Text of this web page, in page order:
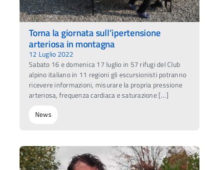
Torna la giornata sull’ipertensione
arteriosa in montagna
12 Luglio 2022
Sabato 16 e domenica 17 luglio in 57 rifugi del Club
alpino italiano in 11 regioni gli escursionisti potranno
ricevere informazioni, misurare la propria pressione
arteriosa, frequenza cardiaca e saturazione […]
News